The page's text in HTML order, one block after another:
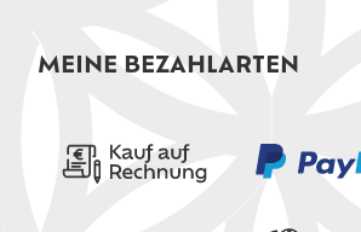
MEINE BEZAHLARTEN